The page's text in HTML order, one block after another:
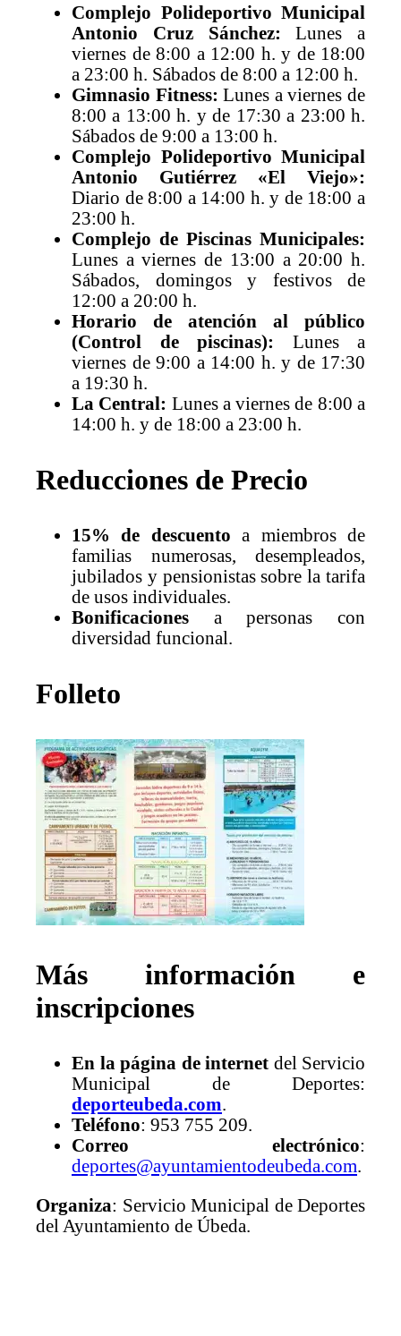
Complejo Polideportivo Municipal
Antonio Cruz Sánchez: Lunes a
viernes de 8:00 a 12:00 h. y de 18:00
a 23:00 h. Sábados de 8:00 a 12:00 h.
Gimnasio Fitness: Lunes a viernes de
8:00 a 13:00 h. y de 17:30 a 23:00 h.
Sábados de 9:00 a 13:00 h.
Complejo Polideportivo Municipal
Antonio Gutiérrez «El Viejo»:
Diario de 8:00 a 14:00 h. y de 18:00 a
23:00 h.
Complejo de Piscinas Municipales:
Lunes a viernes de 13:00 a 20:00 h.
Sábados, domingos y festivos de
12:00 a 20:00 h.
Horario de atención al público
(Control de piscinas): Lunes a
viernes de 9:00 a 14:00 h. y de 17:30
a 19:30 h.
La Central: Lunes a viernes de 8:00 a
14:00 h. y de 18:00 a 23:00 h.
Reducciones de Precio
15% de descuento a miembros de
familias numerosas, desempleados,
jubilados y pensionistas sobre la tarifa
de usos individuales.
Bonificaciones a personas con
diversidad funcional.
Folleto
Más información e
inscripciones
En la página de internet del Servicio
Municipal de Deportes:
deporteubeda.com.
Teléfono: 953 755 209.
Correo electrónico:
deportes@ayuntamientodeubeda.com.
Organiza: Servicio Municipal de Deportes
del Ayuntamiento de Úbeda.